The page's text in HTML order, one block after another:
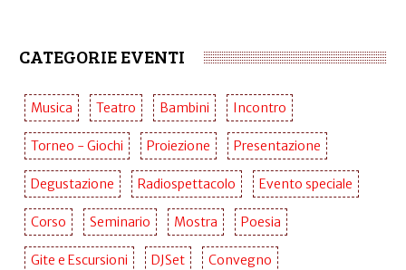
DATE
CATEGORIE EVENTI
Musica Teatro Bambini Incontro
Torneo - Giochi Proiezione Presentazione
Degustazione Radiospettacolo Evento speciale
Corso Seminario Mostra Poesia
Gite e Escursioni DJSet Convegno